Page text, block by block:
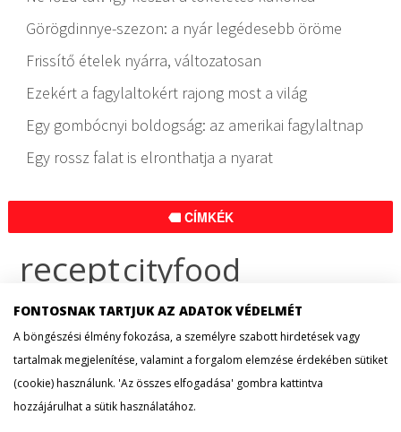
Görögdinnye-szezon: a nyár legédesebb öröme
Frissítő ételek nyárra, változatosan
Ezekért a fagylaltokért rajong most a világ
Egy gombócnyi boldogság: az amerikai fagylaltnap
Egy rossz falat is elronthatja a nyarat
CÍMKÉK
receptcityfood
érdekességhogyan
készítsemegészséges
táplálkozássütemény
FONTOSNAK TARTJUK AZ ADATOK VÉDELMÉT
A böngészési élmény fokozása, a személyre szabott hirdetések vagy
tartalmak megjelenítése, valamint a forgalom elemzése érdekében sütiket
(cookie) használunk. 'Az összes elfogadása' gombra kattintva
hozzájárulhat a sütik használatához.